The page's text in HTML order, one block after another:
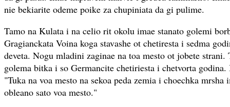
nie bekiarite odeme poike za chupiniata da gi pulime.
Tamo na Kulata i na celio rit okolu imae stanato golemi
Gragianckata Voina koga stavashe ot chetiresta i sedma
deveta. Nogu mladini zaginae na toa mesto ot jobete strani.
golema bitka i so Germancite chetiriesta i chetvorta
"Tuka na voa mesto na sekoa peda zemia i choechka
obleano sato voa mesto."